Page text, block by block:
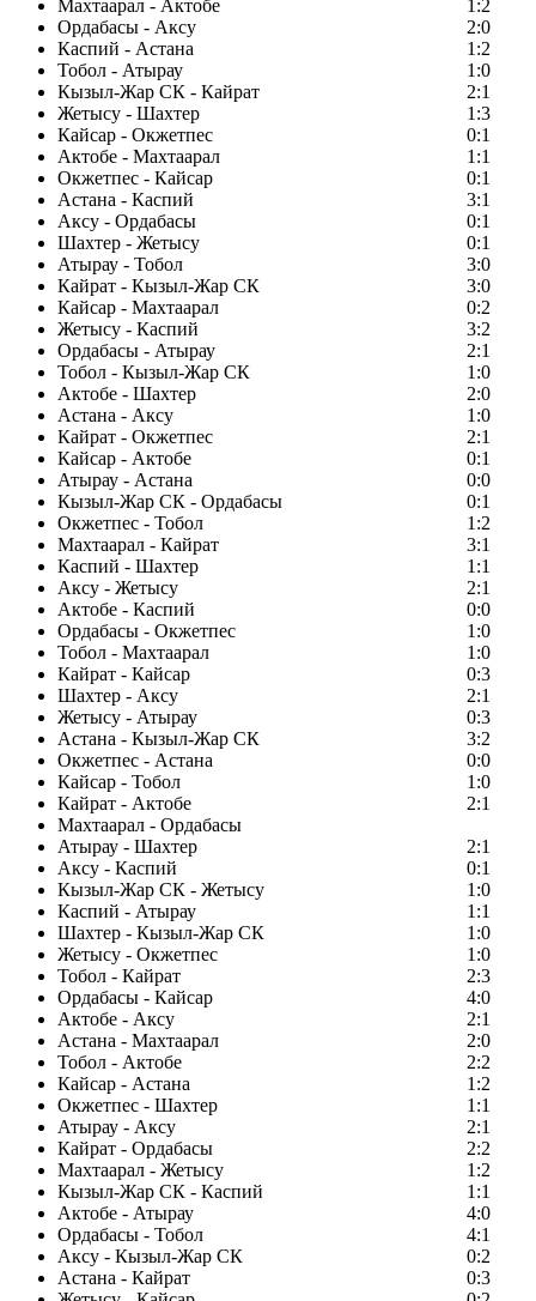
Махтаарал - Актобе
1:2
Ордабасы - Аксу
2:0
Каспий - Астана
1:2
Тобол - Атырау
1:0
Кызыл-Жар СК - Кайрат
2:1
Жетысу - Шахтер
1:3
Кайсар - Окжетпес
0:1
Актобе - Махтаарал
1:1
Окжетпес - Кайсар
0:1
Астана - Каспий
3:1
Аксу - Ордабасы
0:1
Шахтер - Жетысу
0:1
Атырау - Тобол
3:0
Кайрат - Кызыл-Жар СК
3:0
Кайсар - Махтаарал
0:2
Жетысу - Каспий
3:2
Ордабасы - Атырау
2:1
Тобол - Кызыл-Жар СК
1:0
Актобе - Шахтер
2:0
Астана - Аксу
1:0
Кайрат - Окжетпес
2:1
Кайсар - Актобе
0:1
Атырау - Астана
0:0
Кызыл-Жар СК - Ордабасы
0:1
Окжетпес - Тобол
1:2
Махтаарал - Кайрат
3:1
Каспий - Шахтер
1:1
Аксу - Жетысу
2:1
Актобе - Каспий
0:0
Ордабасы - Окжетпес
1:0
Тобол - Махтаарал
1:0
Кайрат - Кайсар
0:3
Шахтер - Аксу
2:1
Жетысу - Атырау
0:3
Астана - Кызыл-Жар СК
3:2
Окжетпес - Астана
0:0
Кайсар - Тобол
1:0
Кайрат - Актобе
2:1
Махтаарал - Ордабасы
Атырау - Шахтер
2:1
Аксу - Каспий
0:1
Кызыл-Жар СК - Жетысу
1:0
Каспий - Атырау
1:1
Шахтер - Кызыл-Жар СК
1:0
Жетысу - Окжетпес
1:0
Тобол - Кайрат
2:3
Ордабасы - Кайсар
4:0
Актобе - Аксу
2:1
Астана - Махтаарал
2:0
Тобол - Актобе
2:2
Кайсар - Астана
1:2
Окжетпес - Шахтер
1:1
Атырау - Аксу
2:1
Кайрат - Ордабасы
2:2
Махтаарал - Жетысу
1:2
Кызыл-Жар СК - Каспий
1:1
Актобе - Атырау
4:0
Ордабасы - Тобол
4:1
Аксу - Кызыл-Жар СК
0:2
Астана - Кайрат
0:3